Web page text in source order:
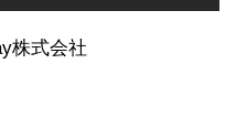
株式会社